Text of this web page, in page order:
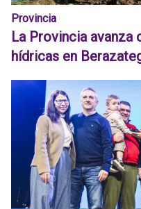
Provincia
La Provincia avanza
hídricas en